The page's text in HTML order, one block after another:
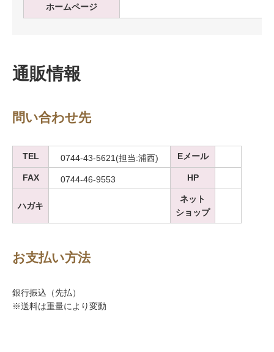
ホームページ
通販情報
問い合わせ先
TEL 0744-43-5621(担当:浦西) Eメール
FAX 0744-46-9553 HP
ハガキ
ネット
ショップ
お支払い方法
銀行振込（先払）
※送料は重量により変動